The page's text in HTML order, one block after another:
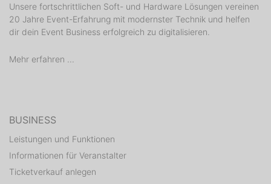
Unsere fortschrittlichen Soft- und Hardware Lösungen vereinen
20 Jahre Event-Erfahrung mit modernster Technik und helfen
dir dein Event Business erfolgreich zu digitalisieren.
Mehr erfahren ...
BUSINESS
Leistungen und Funktionen
Informationen für Veranstalter
Ticketverkauf anlegen